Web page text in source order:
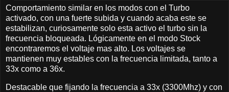
Comportamiento similar en los modos con el Turbo
activado, con una fuerte subida y cuando acaba este se
estabilizan, curiosamente solo esta activo el turbo sin la
frecuencia bloqueada. Lógicamente en el modo Stock
encontraremos el voltaje mas alto. Los voltajes se
mantienen muy estables con la frecuencia limitada, tanto a
33x como a 36x.
Destacable que fijando la frecuencia a 33x (3300Mhz) y con